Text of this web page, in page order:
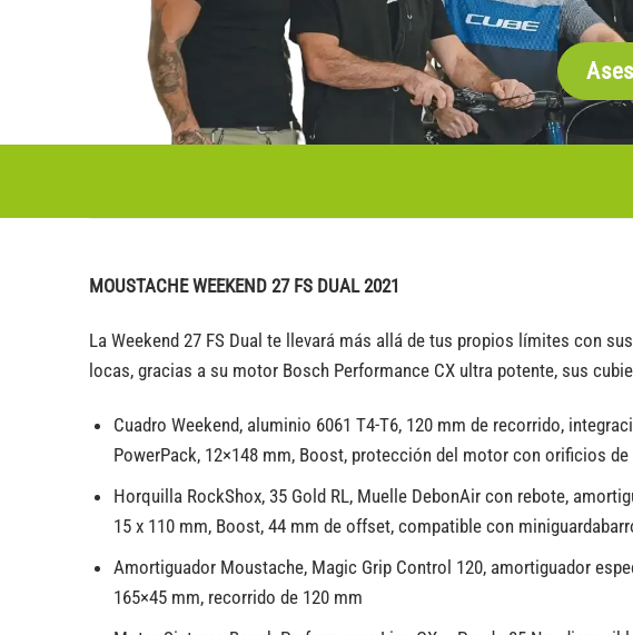
MOUSTACHE WEEKEND 27 FS DUAL 2021
La Weekend 27 FS Dual te llevará más allá de tus propios límites con
locas, gracias a su motor Bosch Performance CX ultra potente, sus
Cuadro Weekend, aluminio 6061 T4-T6, 120 mm de recorrido,
PowerPack, 12×148 mm, Boost, protección del motor con orificios
Horquilla RockShox, 35 Gold RL, Muelle DebonAir con rebote,
15 x 110 mm, Boost, 44 mm de offset, compatible con
Amortiguador Moustache, Magic Grip Control 120, amortiguador
165×45 mm, recorrido de 120 mm